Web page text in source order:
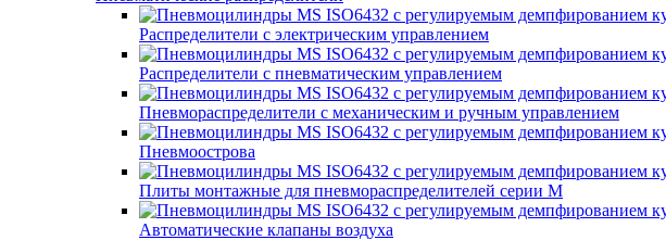
Распределители с электрическим управлением
Распределители с пневматическим управлением
Пневмораспределители с механическим и ручным управлением
Пневмоострова
Плиты монтажные для пневмораспределителей серии M
Автоматические клапаны воздуха